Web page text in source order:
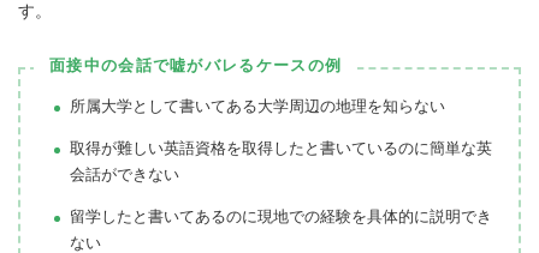
す。
面接中の会話で嘘がバレるケースの例
所属大学として書いてある大学周辺の地理を知らない
取得が難しい英語資格を取得したと書いているのに簡単な英
会話ができない
留学したと書いてあるのに現地での経験を具体的に説明でき
ない